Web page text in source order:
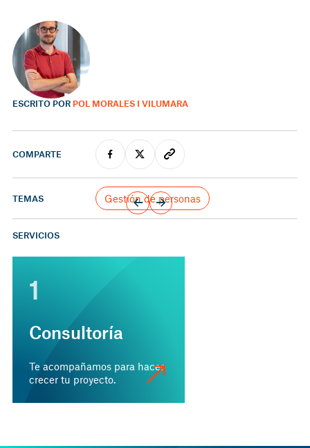
ESCRITO POR POL MORALES I VILUMARA
COMPARTE
TEMAS Gestión de personas
SERVICIOS
1
Consultoría
Te acompañamos para hacer
crecer tu proyecto.